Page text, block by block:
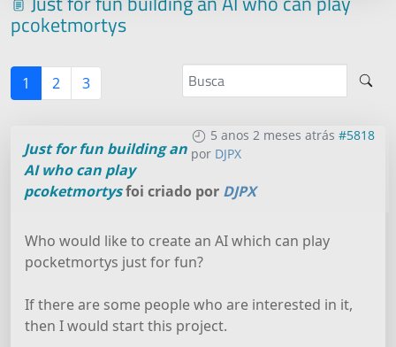
pcoketmortys
1 2 3
5 anos 2 meses atrás #5818
por DJPX
Just for fun building an
AI who can play
pcoketmortysfoi criado por DJPX
Who would like to create an AI which can play
pocketmortys just for fun?
If there are some people who are interested in it,
then I would start this project.